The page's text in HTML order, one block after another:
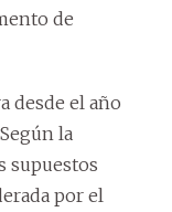
de
desde el año
la
supuestos
por el